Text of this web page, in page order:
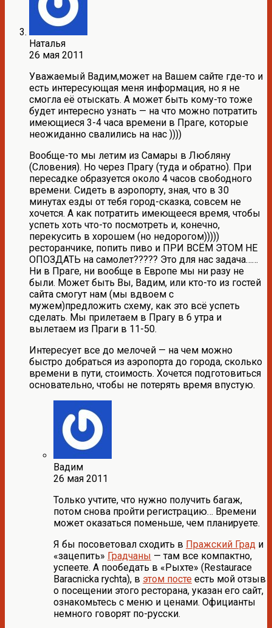
Наталья
26 мая 2011
Уважаемый Вадим,может на Вашем сайте где-то и
есть интересующая меня информация, но я не
смогла её отыскать. А может быть кому-то тоже
будет интересно узнать — на что можно потратить
имеющиеся 3-4 часа времени в Праге, которые
неожиданно свалились на нас ))))
Вообще-то мы летим из Самары в Любляну
(Словения). Но через Прагу (туда и обратно). При
пересадке образуется около 4 часов свободного
времени. Сидеть в аэропорту, зная, что в 30
минутах езды от тебя город-сказка, совсем не
хочется. А как потратить имеющееся время, чтобы
успеть хоть что-то посмотреть и, конечно,
перекусить в хорошем (но недорогом)))))
ресторанчике, попить пиво и ПРИ ВСЁМ ЭТОМ НЕ
ОПОЗДАТЬ на самолет????? Это для нас задача……
Ни в Праге, ни вообще в Европе мы ни разу не
были. Может быть Вы, Вадим, или кто-то из гостей
сайта смогут нам (мы вдвоем с
мужем)предложить схему, как это всё успеть
сделать. Мы прилетаем в Прагу в 6 утра и
вылетаем из Праги в 11-50.
Интересует все до мелочей — на чем можно
быстро добраться из аэропорта до города, сколько
времени в пути, стоимость. Хочется подготовиться
основательно, чтобы не потерять время впустую.
Вадим
26 мая 2011
Только учтите, что нужно получить багаж,
потом снова пройти регистрацию… Времени
может оказаться поменьше, чем планируете.
Я бы посоветовал сходить в Пражский Град и
«зацепить» Градчаны — там все компактно,
успеете. А пообедать в «Рыхте» (Restaurace
Baracnicka rychta), в этом посте есть мой отзыв
о посещении этого ресторана, указан его сайт,
ознакомьтесь с меню и ценами. Официанты
немного говорят по-русски.